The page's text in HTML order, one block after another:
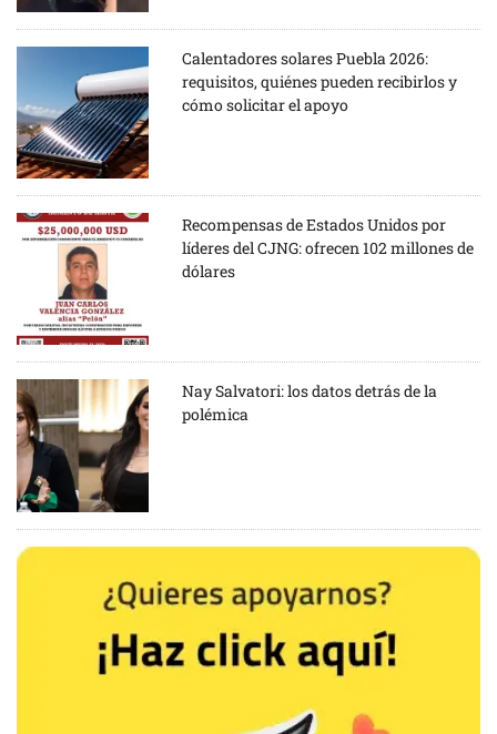
Calentadores solares Puebla 2026:
requisitos, quiénes pueden recibirlos y
cómo solicitar el apoyo
Recompensas de Estados Unidos por
líderes del CJNG: ofrecen 102 millones de
dólares
Nay Salvatori: los datos detrás de la
polémica